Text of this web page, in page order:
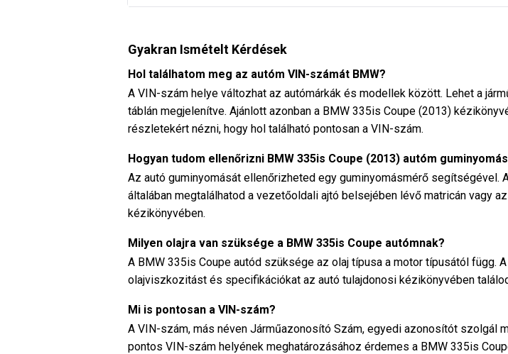
Gyakran Ismételt Kérdések
Hol találhatom meg az autóm VIN-számát BMW?
A VIN-szám helye változhat az autómárkák és modellek között. Lehet a
táblán megjelenítve. Ajánlott azonban a BMW 335is Coupe (2013)
részletekért nézni, hogy hol található pontosan a VIN-szám.
Hogyan tudom ellenőrizni BMW 335is Coupe (2013) autóm
Az autó guminyomását ellenőrizheted egy guminyomásmérő segítségével.
általában megtalálhatod a vezetőoldali ajtó belsejében lévő matricán vagy
kézikönyvében.
Milyen olajra van szüksége a BMW 335is Coupe autómnak?
A BMW 335is Coupe autód szüksége az olaj típusa a motor típusától függ.
olajviszkozitást és specifikációkat az autó tulajdonosi kézikönyvében
Mi is pontosan a VIN-szám?
A VIN-szám, más néven Járműazonosító Szám, egyedi azonosítót szolgál
pontos VIN-szám helyének meghatározásához érdemes a BMW 335is